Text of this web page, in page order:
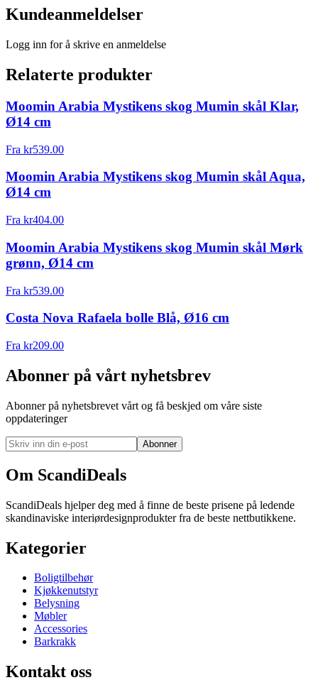
Kundeanmeldelser
Logg inn for å skrive en anmeldelse
Relaterte produkter
Moomin Arabia Mystikens skog Mumin skål Klar,
Ø14 cm
Fra kr539.00
Moomin Arabia Mystikens skog Mumin skål Aqua,
Ø14 cm
Fra kr404.00
Moomin Arabia Mystikens skog Mumin skål Mørk
grønn, Ø14 cm
Fra kr539.00
Costa Nova Rafaela bolle Blå, Ø16 cm
Fra kr209.00
Abonner på vårt nyhetsbrev
Abonner på nyhetsbrevet vårt og få beskjed om våre siste
oppdateringer
Abonner
Om ScandiDeals
ScandiDeals hjelper deg med å finne de beste prisene på ledende
skandinaviske interiørdesignprodukter fra de beste nettbutikkene.
Kategorier
Boligtilbehør
Kjøkkenutstyr
Belysning
Møbler
Accessories
Barkrakk
Kontakt oss